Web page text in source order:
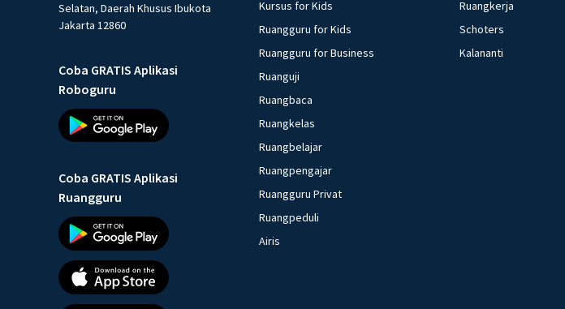
Selatan, Daerah Khusus Ibukota
Jakarta 12860
Coba GRATIS Aplikasi
Roboguru
Coba GRATIS Aplikasi
Ruangguru
Kursus for Kids
Ruangguru for Kids
Ruangguru for Business
Ruanguji
Ruangbaca
Ruangkelas
Ruangbelajar
Ruangpengajar
Ruangguru Privat
Ruangpeduli
Airis
Ruangkerja
Schoters
Kalananti